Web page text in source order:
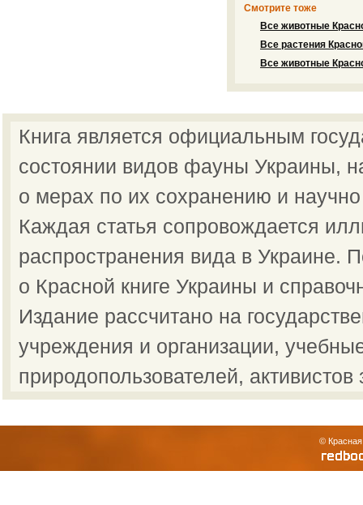
Смотрите тоже
Все животные
Все растения
Все животные
Книга является официальным
состоянии видов фауны Украины,
о мерах по их сохранению и
Каждая статья сопровождается
распространения вида в
о Красной книге Украины и
Издание рассчитано на
учреждения и организации,
природопользователей,
©